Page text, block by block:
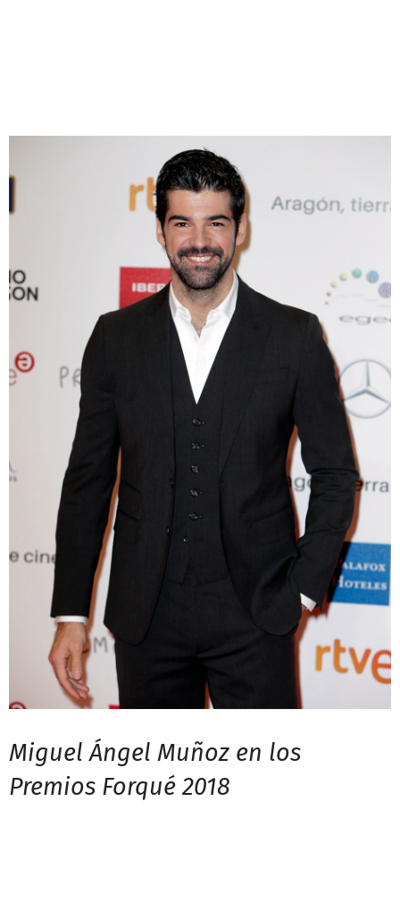
Miguel Ángel Muñoz en los
Premios Forqué 2018